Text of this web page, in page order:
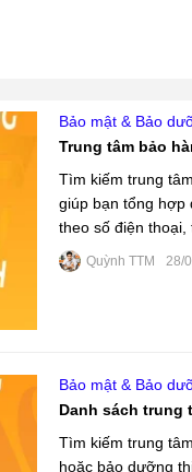
Bảo mật & Bảo
Trung tâm bảo
Tìm kiếm trung
giúp bạn tổng hợp
theo số điện thoại,
hiểu ...
Quỳnh TTM 28/
Bảo mật & Bảo
Danh sách trung
Tìm kiếm trung
hoặc bảo dưỡng